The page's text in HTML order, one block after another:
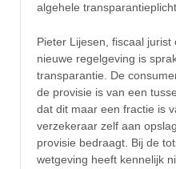
algehele transparantieplicht.
Pieter Lijesen, fiscaal jurist
nieuwe regelgeving is
transparantie. De
de provisie is van een
dat dit maar een fractie is
verzekeraar zelf aan
provisie bedraagt. Bij de
wetgeving heeft kennelijk